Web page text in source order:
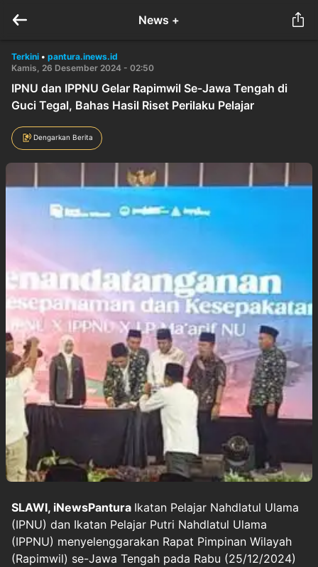
News +
Terkini • pantura.inews.id
Kamis, 26 Desember 2024 - 02:50
IPNU dan IPPNU Gelar Rapimwil Se-Jawa Tengah di
Guci Tegal, Bahas Hasil Riset Perilaku Pelajar
Dengarkan Berita
SLAWI, iNewsPantura Ikatan Pelajar Nahdlatul Ulama
(IPNU) dan Ikatan Pelajar Putri Nahdlatul Ulama
(IPPNU) menyelenggarakan Rapat Pimpinan Wilayah
(Rapimwil) se-Jawa Tengah pada Rabu (25/12/2024)